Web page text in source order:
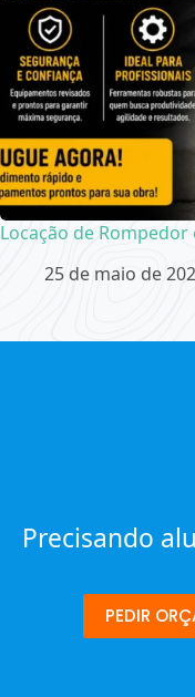
Locação de Rompedor
25 de maio de
Precisando
PEDIR